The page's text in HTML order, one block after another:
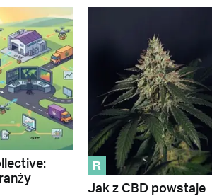
R
Jak z CBD powstaje